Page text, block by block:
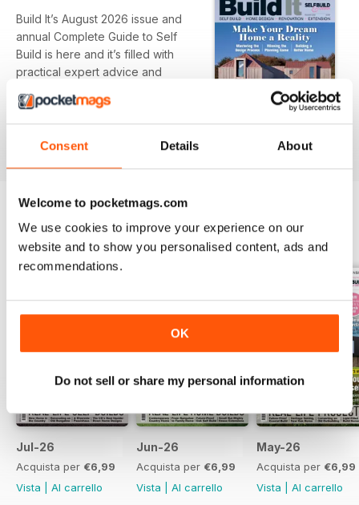
Consent Details About
Welcome to pocketmags.com
We use cookies to improve your experience on our
website and to show you personalised content, ads and
recommendations.
OK
Do not sell or share my personal information
Build It’s August 2026 issue and
annual Complete Guide to Self
Build is here and it’s filled with
practical expert advice and
the latest products you need to
ensure your dream home building,
renovation or extension project is
- How much it costs to self build a
home – and how to start!
- Design inspiration from Build It
Award-Winning Projects and
Products
from structural choices to
windows and doors
- Build It’s annual directory full of
Per saperne di più
EDIZIONI INDIETRO Visualizza tutti
Jul-26
Acquista per €6,99
Vista
Al carrello
Jun-26
Acquista per €6,99
Vista
Al carrello
May-26
Acquista per €6,99
Vista
Al carrello